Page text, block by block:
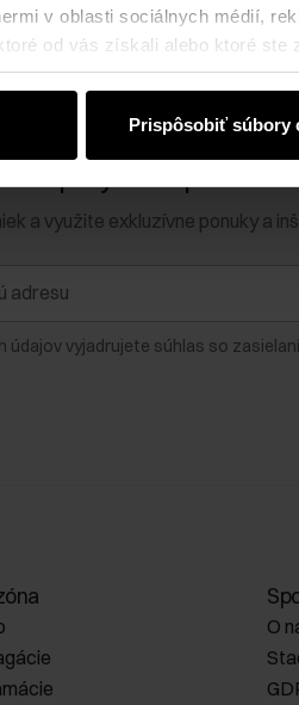
v oblasti sociálnych médií,
od vás získali alebo ktoré ste
Prispôsobiť súbory
a využite exkluzívne ponuky a
údajov vyjadrujete súhlas so
O